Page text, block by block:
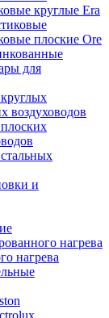
круглые Era
плоские Ore
для
воздуховодов
и
нагрева
нагрева